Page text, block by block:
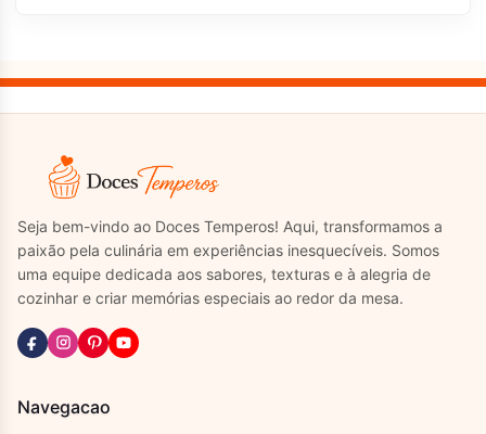
Seja bem-vindo ao Doces Temperos! Aqui, transformamos a
paixão pela culinária em experiências inesquecíveis. Somos
uma equipe dedicada aos sabores, texturas e à alegria de
cozinhar e criar memórias especiais ao redor da mesa.
Navegacao